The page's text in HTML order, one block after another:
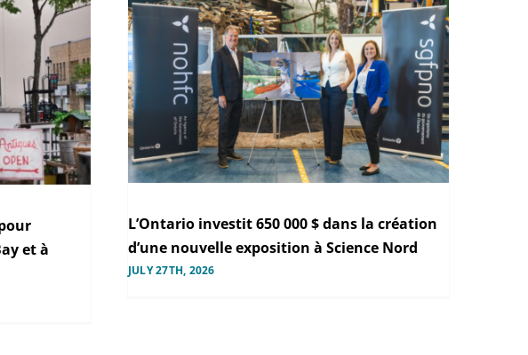
et à
L’Ontario investit 650 000 $ dans la création
d’une nouvelle exposition à Science Nord
JULY 27TH, 2026